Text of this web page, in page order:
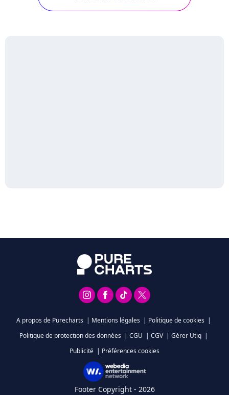
A propos de Purecharts | Mentions légales | Politique de cookies |
Politique de protection des données | CGU | CGV | Gérer Utiq |
Publicité | Préférences cookies
Footer Copyright - 2026